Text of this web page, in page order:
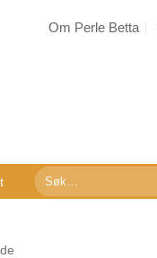
Om Perle Betta
Søk
etter: